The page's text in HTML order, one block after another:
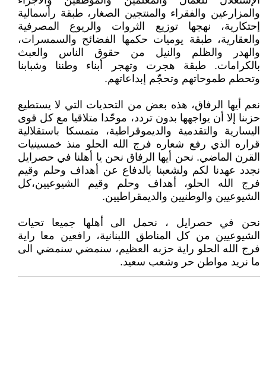
والمزارعين والفقراء والمنتجين الصغار، طبقة رأسمالية
إحتكارية، نهجها توزيع الثروات والريوع المصرفية
والعقارية، طبقة يوميات حكمها الفضائح والسمسرات،
والهدر والظلم والنيل من حقوق الناس والعبث
بالكرامات. طبقة هجرت وتهجر أبناء وطننا وشبابنا
وتحطم طموحاتهم وتحجّم إبداعاتهم.
نعم أيها الرفاق، هذه بعض من التحديات التي لا يستطيع
حزبنا إلا أن يواجهها بدون تردد، موحّدا متلاقيا مع كل قوى
اليسارية والتقدمية والديموقراطية، متمسكا باستقلالية
قراره الذي رفع شعاره فرج الله الحلو منذ خمسينيات
القرن الماضي. نحن أيها الرفاق نحن يا أهلنا في حصرايل
نجدد عهدنا لكم ولشعبنا بالدفاع عن أهداف وحلم وقيم
فرج الله الحلو، أهداف وحلم وقيم الشيوعيين،كل
الشيوعيين والوطنيين والديمقراطيين.
نحن في حصرايل ، نحمل الى أهلها جميعا تحيات
الشيوعيين من كل المناطق اللبنانية، رافعين معا راية
فرج الله الحلو راية حزبه العظيم، سنمضي سنمضي الى
ما نريد مواطن حر وشعب سعيد.